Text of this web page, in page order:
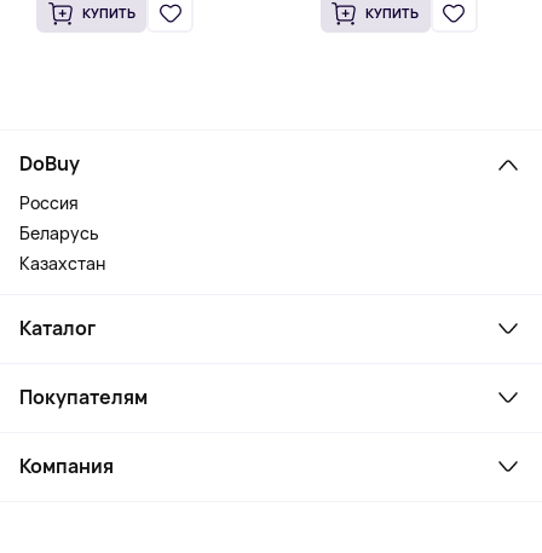
КУПИТЬ КУПИТЬ
DoBuy
Россия
Беларусь
Казахстан
Каталог
Ноутбуки, мониторы, VR
Косметика и уход
Покупателям
Как заказать
Компания